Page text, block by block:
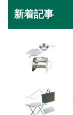
新着記事